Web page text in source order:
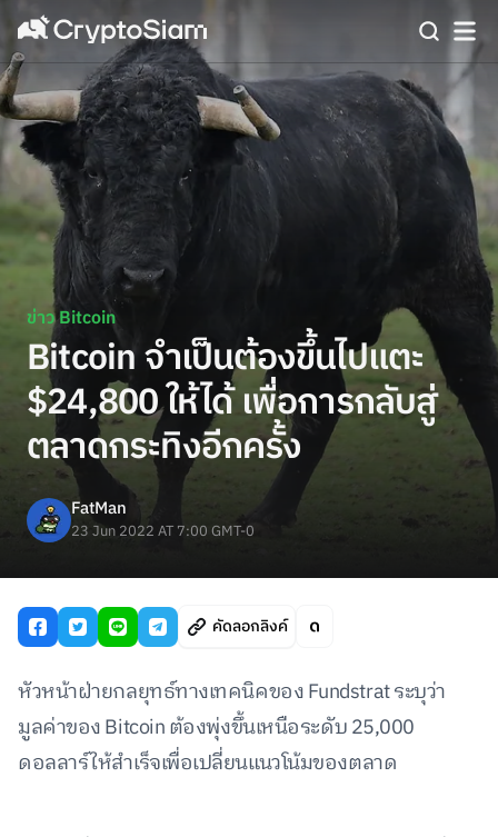
ข่าว Bitcoin
Bitcoin จำเป็นต้องขึ้นไปแตะ
$24,800 ให้ได้ เพื่อการกลับสู่
ตลาดกระทิงอีกครั้ง
FatMan
23 Jun 2022 AT 7:00 GMT-0
คัดลอกลิงค์
หัวหน้าฝ่ายกลยุทธ์ทางเทคนิคของ Fundstrat ระบุว่า
มูลค่าของ Bitcoin ต้องพุ่งขึ้นเหนือระดับ 25,000
ดอลลาร์ให้สำเร็จเพื่อเปลี่ยนแนวโน้มของตลาด